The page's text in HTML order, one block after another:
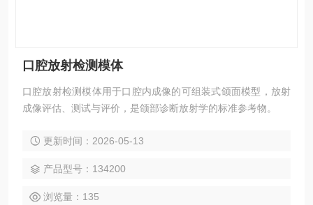
口腔放射检测模体
口腔放射检测模体用于口腔内成像的可组装式颌面模型，放射
成像评估、测试与评价，是颌部诊断放射学的标准参考物。
更新时间：2026-05-13
产品型号：134200
浏览量：135